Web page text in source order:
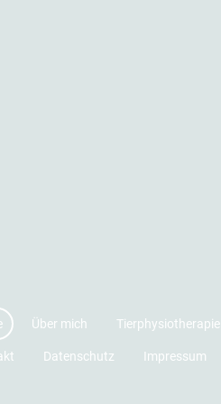
Über mich Tierphysiotherapie
Datenschutz Impressum